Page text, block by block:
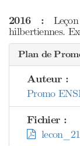
2016 :
hilbertiennes.
Plan de
Auteur :
Promo
Fichier :